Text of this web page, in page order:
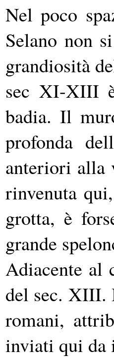
Nel poco
Selano non
grandiosità
sec XI-XIII
badia. Il
profonda
anteriori alla
rinvenuta
grotta, è
grande
Adiacente al
del sec. XIII.
romani,
inviati qui da